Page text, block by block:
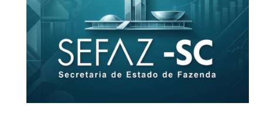
CONFIRMADO
PARA
SETEMBRO!